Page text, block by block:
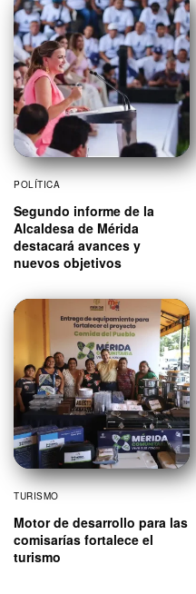
POLÍTICA
Segundo informe de la
Alcaldesa de Mérida
destacará avances y
nuevos objetivos
TURISMO
Motor de desarrollo para las
comisarías fortalece el
turismo